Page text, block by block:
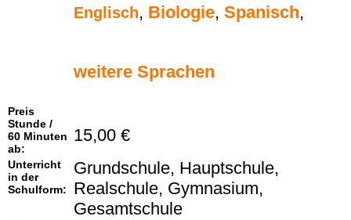
Englisch, Biologie, Spanisch,
weitere Sprachen
Preis
Stunde /
60 Minuten
ab:
15,00 €
Unterricht
in der
Schulform:
Grundschule, Hauptschule,
Realschule, Gymnasium,
Gesamtschule